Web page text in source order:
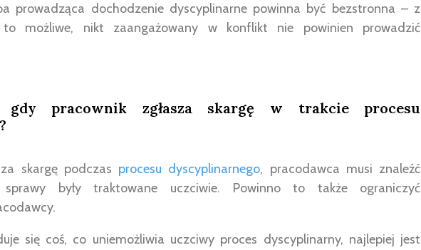
prowadząca dochodzenie dyscyplinarne powinna być bezstronna – z
możliwe, nikt zaangażowany w konflikt nie powinien prowadzić
pracownik zgłasza skargę w trakcie procesu
skargę podczas procesu dyscyplinarnego, pracodawca musi znaleźć
były traktowane uczciwie. Powinno to także ograniczyć
się coś, co uniemożliwia uczciwy proces dyscyplinarny, najlepiej jest